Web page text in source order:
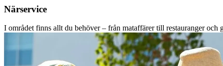
Närservice
I området finns allt du behöver – från mataffärer till restauranger och